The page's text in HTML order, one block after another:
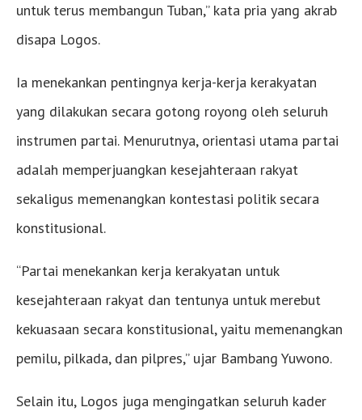
untuk terus membangun Tuban,” kata pria yang akrab
disapa Logos.
Ia menekankan pentingnya kerja-kerja kerakyatan
yang dilakukan secara gotong royong oleh seluruh
instrumen partai. Menurutnya, orientasi utama partai
adalah memperjuangkan kesejahteraan rakyat
sekaligus memenangkan kontestasi politik secara
konstitusional.
“Partai menekankan kerja kerakyatan untuk
kesejahteraan rakyat dan tentunya untuk merebut
kekuasaan secara konstitusional, yaitu memenangkan
pemilu, pilkada, dan pilpres,” ujar Bambang Yuwono.
Selain itu, Logos juga mengingatkan seluruh kader